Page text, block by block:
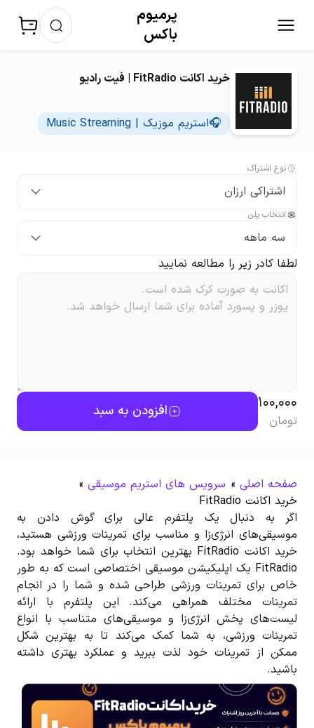
پرمیوم‌
باکس
خرید اکانت FitRadio | فیت رادیو
🎧استریم موزیک | Music Streaming
نوع اشتراک
اشتراکی ارزان
انتخاب پلن
سه ماهه
لطفا کادر زیر را مطالعه نمایید
100,000
تومان
افزودن به سبد
صفحه اصلی » سرویس های استریم موسیقی »
خرید اکانت FitRadio
اگر به دنبال یک پلتفرم عالی برای گوش دادن به
موسیقی‌های انرژی‌زا و مناسب برای تمرینات ورزشی هستید،
خرید اکانت FitRadio بهترین انتخاب برای شما خواهد بود.
FitRadio یک اپلیکیشن موسیقی اختصاصی است که به طور
خاص برای تمرینات ورزشی طراحی شده و شما را در انجام
تمرینات مختلف همراهی می‌کند. این پلتفرم با ارائه
لیست‌های پخش انرژی‌زا و موسیقی‌های متناسب با انواع
تمرینات ورزشی، به شما کمک می‌کند تا به بهترین شکل
ممکن از تمرینات خود لذت ببرید و عملکرد بهتری داشته
باشید.